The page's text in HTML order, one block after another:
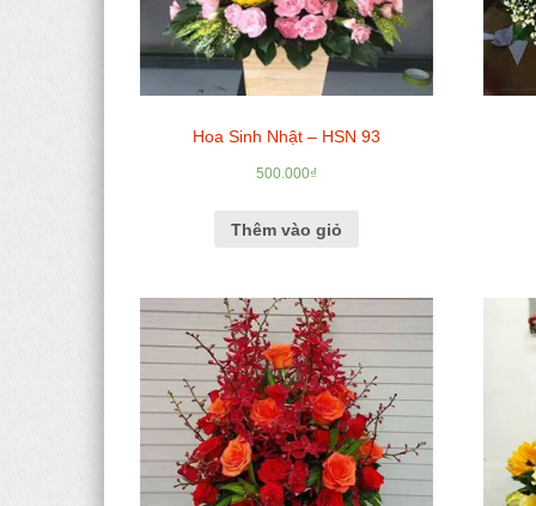
Hoa Sinh Nhật – HSN 93
500.000₫
Thêm vào giỏ